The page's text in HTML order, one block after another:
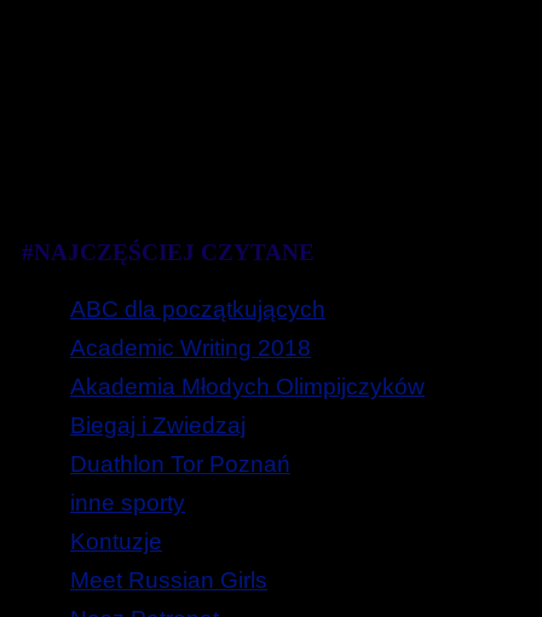
#NAJCZĘŚCIEJ CZYTANE
ABC dla początkujących
Academic Writing 2018
Akademia Młodych Olimpijczyków
Biegaj i Zwiedzaj
Duathlon Tor Poznań
inne sporty
Kontuzje
Meet Russian Girls